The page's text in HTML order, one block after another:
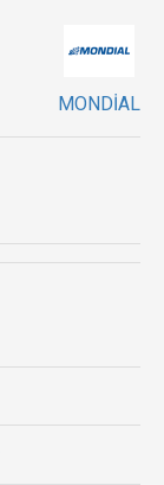
MONDİAL